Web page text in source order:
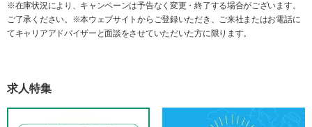
※在庫状況により、キャンペーンは予告なく変更・終了する場合がございます。
ご了承ください。※本ウェブサイトからご登録いただき、ご来社またはお電話に
てキャリアアドバイザーと面談をさせていただいた方に限ります。
求人特集